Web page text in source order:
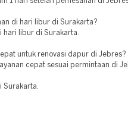
di hari libur di Surakarta?
hari libur di Surakarta.
untuk renovasi dapur di Jebres?
cepat sesuai permintaan di